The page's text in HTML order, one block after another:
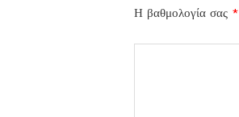
Η βαθμολογία σας *